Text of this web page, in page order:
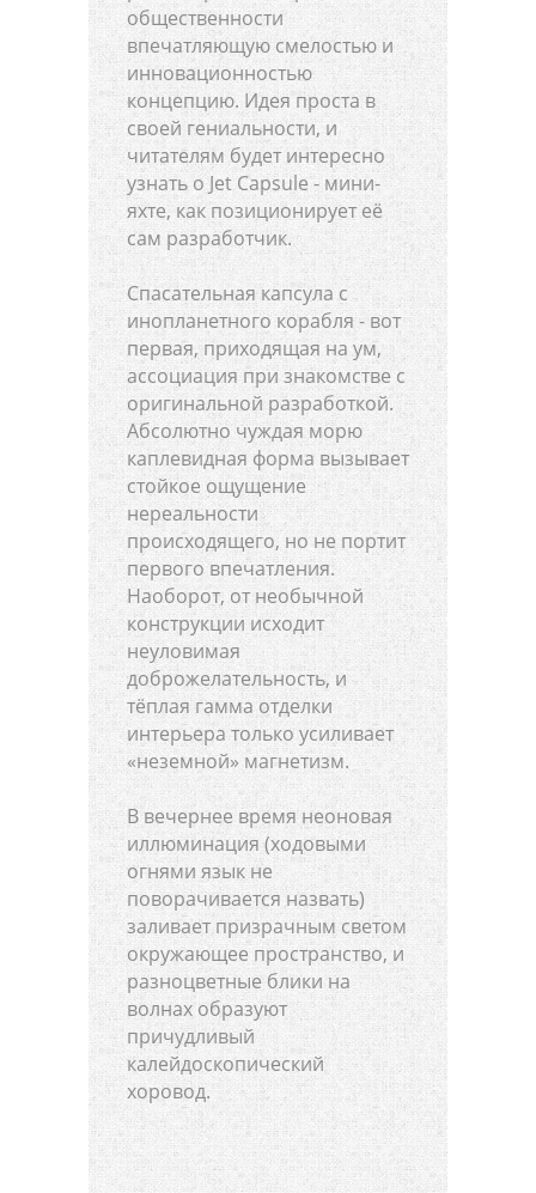
общественности
впечатляющую смелостью и
инновационностью
концепцию. Идея проста в
своей гениальности, и
читателям будет интересно
узнать о Jet Capsule - мини-
яхте, как позиционирует её
сам разработчик.
Спасательная капсула с
инопланетного корабля - вот
первая, приходящая на ум,
ассоциация при знакомстве с
оригинальной разработкой.
Абсолютно чуждая морю
каплевидная форма вызывает
стойкое ощущение
нереальности
происходящего, но не портит
первого впечатления.
Наоборот, от необычной
конструкции исходит
неуловимая
доброжелательность, и
тёплая гамма отделки
интерьера только усиливает
«неземной» магнетизм.
В вечернее время неоновая
иллюминация (ходовыми
огнями язык не
поворачивается назвать)
заливает призрачным светом
окружающее пространство, и
разноцветные блики на
волнах образуют
причудливый
калейдоскопический
хоровод.